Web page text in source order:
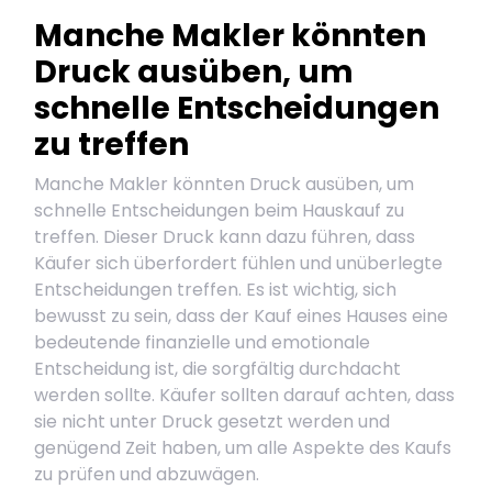
Manche Makler könnten
Druck ausüben, um
schnelle Entscheidungen
zu treffen
Manche Makler könnten Druck ausüben, um
schnelle Entscheidungen beim Hauskauf zu
treffen. Dieser Druck kann dazu führen, dass
Käufer sich überfordert fühlen und unüberlegte
Entscheidungen treffen. Es ist wichtig, sich
bewusst zu sein, dass der Kauf eines Hauses eine
bedeutende finanzielle und emotionale
Entscheidung ist, die sorgfältig durchdacht
werden sollte. Käufer sollten darauf achten, dass
sie nicht unter Druck gesetzt werden und
genügend Zeit haben, um alle Aspekte des Kaufs
zu prüfen und abzuwägen.